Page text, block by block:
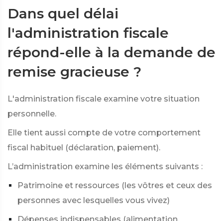
Dans quel délai
l'administration fiscale
répond-elle à la demande de
remise gracieuse ?
L'administration fiscale examine votre situation
personnelle.
Elle tient aussi compte de votre comportement
fiscal habituel (déclaration, paiement).
L’administration examine les éléments suivants :
Patrimoine et ressources (les vôtres et ceux des
personnes avec lesquelles vous vivez)